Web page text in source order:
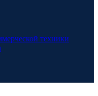
техники